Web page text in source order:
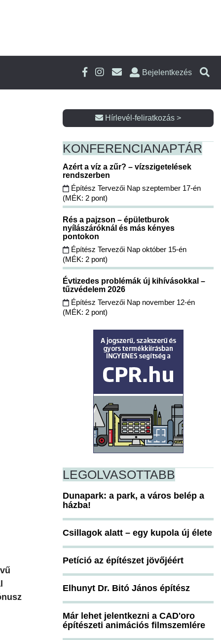
Bejelentkezés
Hírlevél-feliratkozás >
KONFERENCIANAPTÁR
Azért a víz a zűr? – vízszigetelések
rendszerben
Építész Tervezői Nap szeptember 17-én
(MÉK: 2 pont)
Rés a pajzson – épületburok
nyílászáróknál és más kényes
pontokon
Építész Tervezői Nap október 15-én
(MÉK: 2 pont)
Évtizedes problémák új kihívásokkal –
tűzvédelem 2026
Építész Tervezői Nap november 12-én
(MÉK: 2 pont)
LEGOLVASOTTABB
Dunapark: a park, a város belép a
házba!
Csillagok alatt – egy kupola új élete
Petíció az építészet jövőjéért
Elhunyt Dr. Bitó János építész
Már lehet jelentkezni a CAD'oro
építészeti animációs filmszemlére